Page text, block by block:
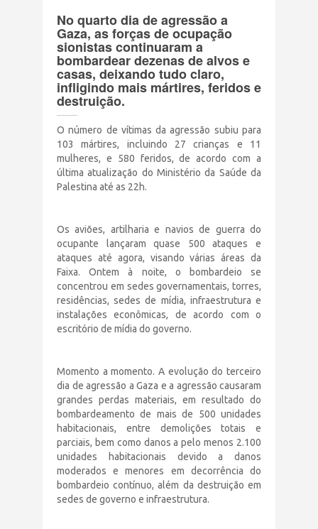
Terrorismo Israelense
AÇÕES
Clube Brasil Palestina
Doe
Eventos
PUBLICAÇÕES
CONTATO
No quarto dia de agressão a
Gaza, as forças de ocupação
sionistas continuaram a
bombardear dezenas de alvos e
casas, deixando tudo claro,
infligindo mais mártires, feridos e
destruição.
O número de vítimas da agressão subiu para
103 mártires, incluindo 27 crianças e 11
mulheres, e 580 feridos, de acordo com a
última atualização do Ministério da Saúde da
Palestina até as 22h.
Os aviões, artilharia e navios de guerra do
ocupante lançaram quase 500 ataques e
ataques até agora, visando várias áreas da
Faixa. Ontem à noite, o bombardeio se
concentrou em sedes governamentais, torres,
residências, sedes de mídia, infraestrutura e
instalações econômicas, de acordo com o
escritório de mídia do governo.
Momento a momento. A evolução do terceiro
dia de agressão a Gaza e a agressão causaram
grandes perdas materiais, em resultado do
bombardeamento de mais de 500 unidades
habitacionais, entre demolições totais e
parciais, bem como danos a pelo menos 2.100
unidades habitacionais devido a danos
moderados e menores em decorrência do
bombardeio contínuo, além da destruição em
sedes de governo e infraestrutura.